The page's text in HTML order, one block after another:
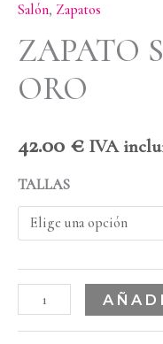
Salón, Zapatos
ZAPATO
ORO
42.00 € IVA
TALLAS